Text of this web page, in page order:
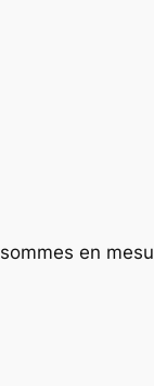
en